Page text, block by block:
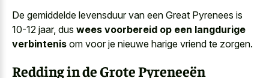
De gemiddelde levensduur van een Great Pyrenees is
10-12 jaar, dus wees voorbereid op een langdurige
verbintenis om voor je nieuwe harige vriend te zorgen.
Redding in de Grote Pyreneeën